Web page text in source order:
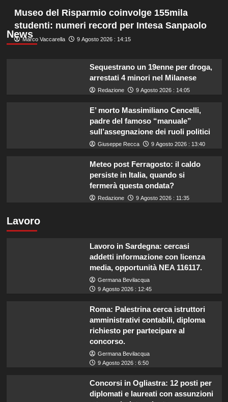
News
Museo del Risparmio coinvolge 155mila
studenti: numeri record per Intesa Sanpaolo
Marco Vaccarella 9 Agosto 2026 : 14:15
Sequestrano un 19enne per droga,
arrestati 4 minori nel Milanese
Redazione 9 Agosto 2026 : 14:05
E’ morto Massimiliano Cencelli,
padre del famoso “manuale”
sull’assegnazione dei ruoli politici
Giuseppe Recca 9 Agosto 2026 : 13:40
Meteo post Ferragosto: il caldo
persiste in Italia, quando si
fermerà questa ondata?
Redazione 9 Agosto 2026 : 11:35
Lavoro
Lavoro in Sardegna: cercasi
addetti informazione con licenza
media, opportunità NEA 116117.
Germana Bevilacqua
9 Agosto 2026 : 12:45
Roma: Palestrina cerca istruttori
amministrativi contabili, diploma
richiesto per partecipare al
concorso.
Germana Bevilacqua
9 Agosto 2026 : 6:50
Concorsi in Ogliastra: 12 posti per
diplomati e laureati con assunzioni